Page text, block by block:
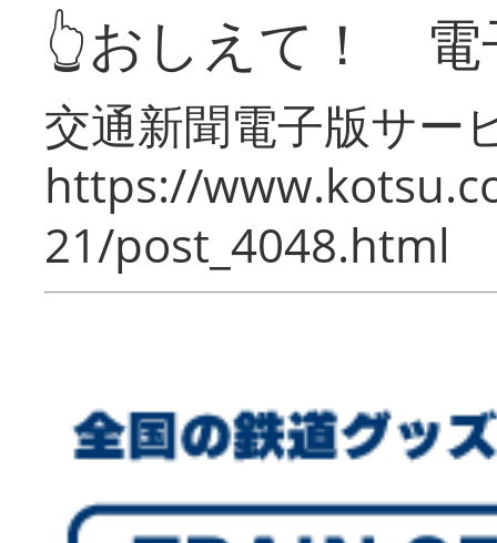
👆おしえて！ 電
交通新聞電子版サー
https://
21/post_4048.html